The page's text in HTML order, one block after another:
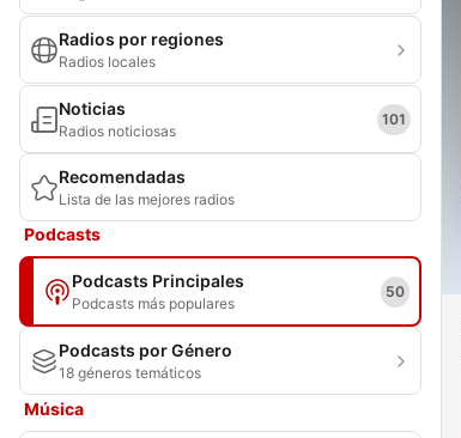
Radios por regiones
Radios locales
Noticias
Radios noticiosas
101
Recomendadas
Lista de las mejores radios
Podcasts
Podcasts Principales
Podcasts más populares
50
Podcasts por Género
18 géneros temáticos
Música